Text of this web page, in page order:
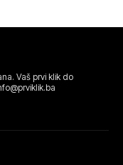
Vaš prvi klik do